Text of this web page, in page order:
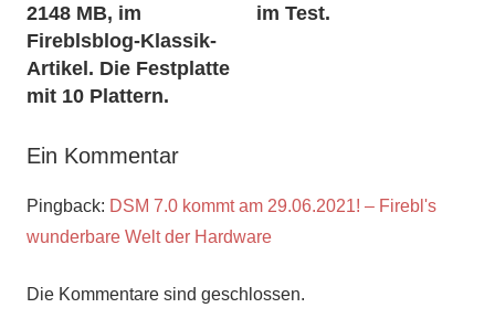
2148 MB, im
Fireblsblog-Klassik-
Artikel. Die Festplatte
mit 10 Plattern.
im Test.
Ein Kommentar
Pingback: DSM 7.0 kommt am 29.06.2021! – Firebl's
wunderbare Welt der Hardware
Die Kommentare sind geschlossen.